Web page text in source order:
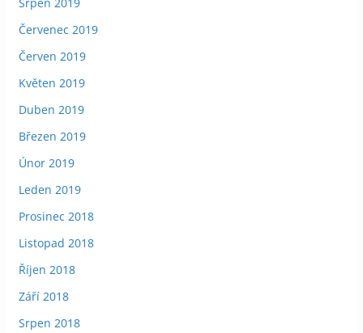
Červenec 2019
Červen 2019
Květen 2019
Duben 2019
Březen 2019
Únor 2019
Leden 2019
Prosinec 2018
Listopad 2018
Říjen 2018
Září 2018
Srpen 2018